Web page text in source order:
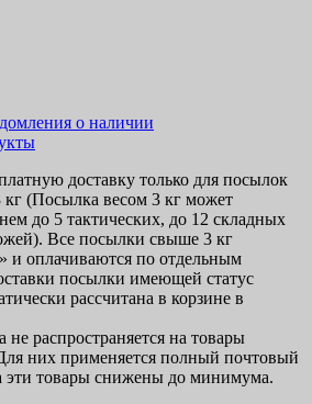
о наличии
доставку только для посылок
кг (Посылка весом 3 кг может
до 5 тактических, до 12 складных
Все посылки свыше 3 кг
и оплачиваются по отдельным
посылки имеющей статус
рассчитана в корзине в
не распространяется на товары
них применяется полный почтовый
эти товары снижены до минимума.